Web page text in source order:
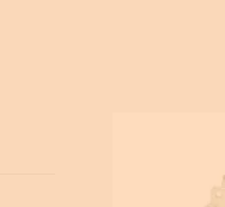
électrique